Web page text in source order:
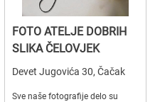
FOTO ATELJE DOBRIH
SLIKA ČELOVJEK
Devet Jugovića 30, Čačak
Sve naše fotografije delo su